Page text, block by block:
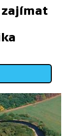
zajímat